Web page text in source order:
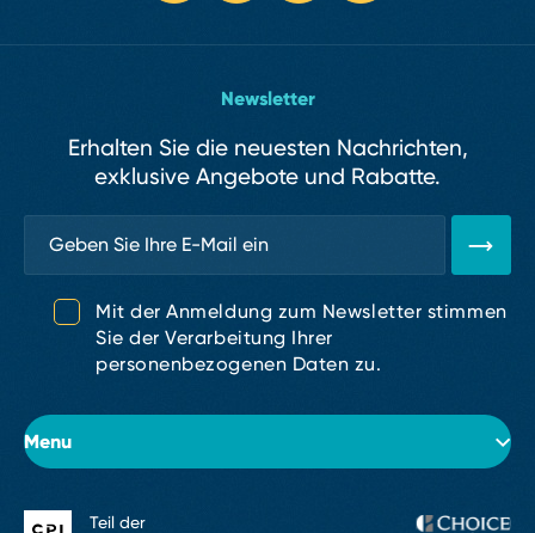
Menu
Über das Hotel
Newsletter
Erhalten Sie die neuesten Nachrichten,
exklusive Angebote und Rabatte.
Mit der Anmeldung zum Newsletter stimmen
Sie der Verarbeitung Ihrer
personenbezogenen Daten zu.
Teil der